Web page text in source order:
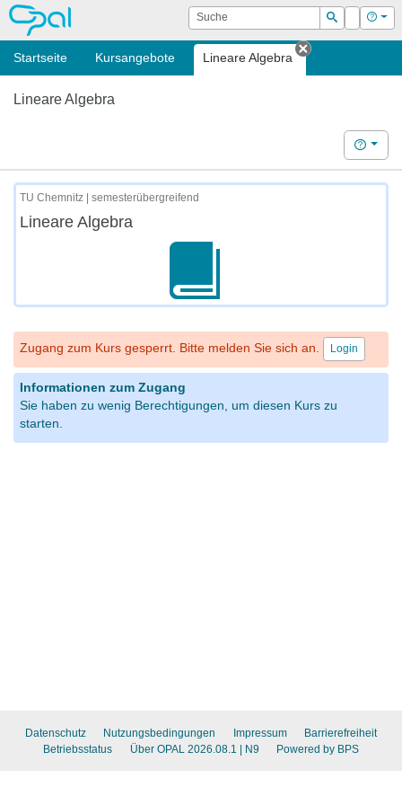
OPAL Suche
Suchen
Login Hilfe
Startseite Kursangebote Lineare Algebra
Tab schließen
Lineare Algebra
Hilfe
TU Chemnitz | semesterübergreifend
Lineare Algebra
Zugang zum Kurs gesperrt. Bitte melden Sie sich an. Login
Informationen zum Zugang
Sie haben zu wenig Berechtigungen, um diesen Kurs zu
starten.
Datenschutz Nutzungsbedingungen Impressum
Barrierefreiheit
Betriebsstatus
Über OPAL 2026.08.1 | N9 Powered by BPS